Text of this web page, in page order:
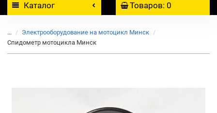
Каталог Товаров: 0
...
Электрооборудование на мотоцикл Минск
Спидометр мотоцикла Минск